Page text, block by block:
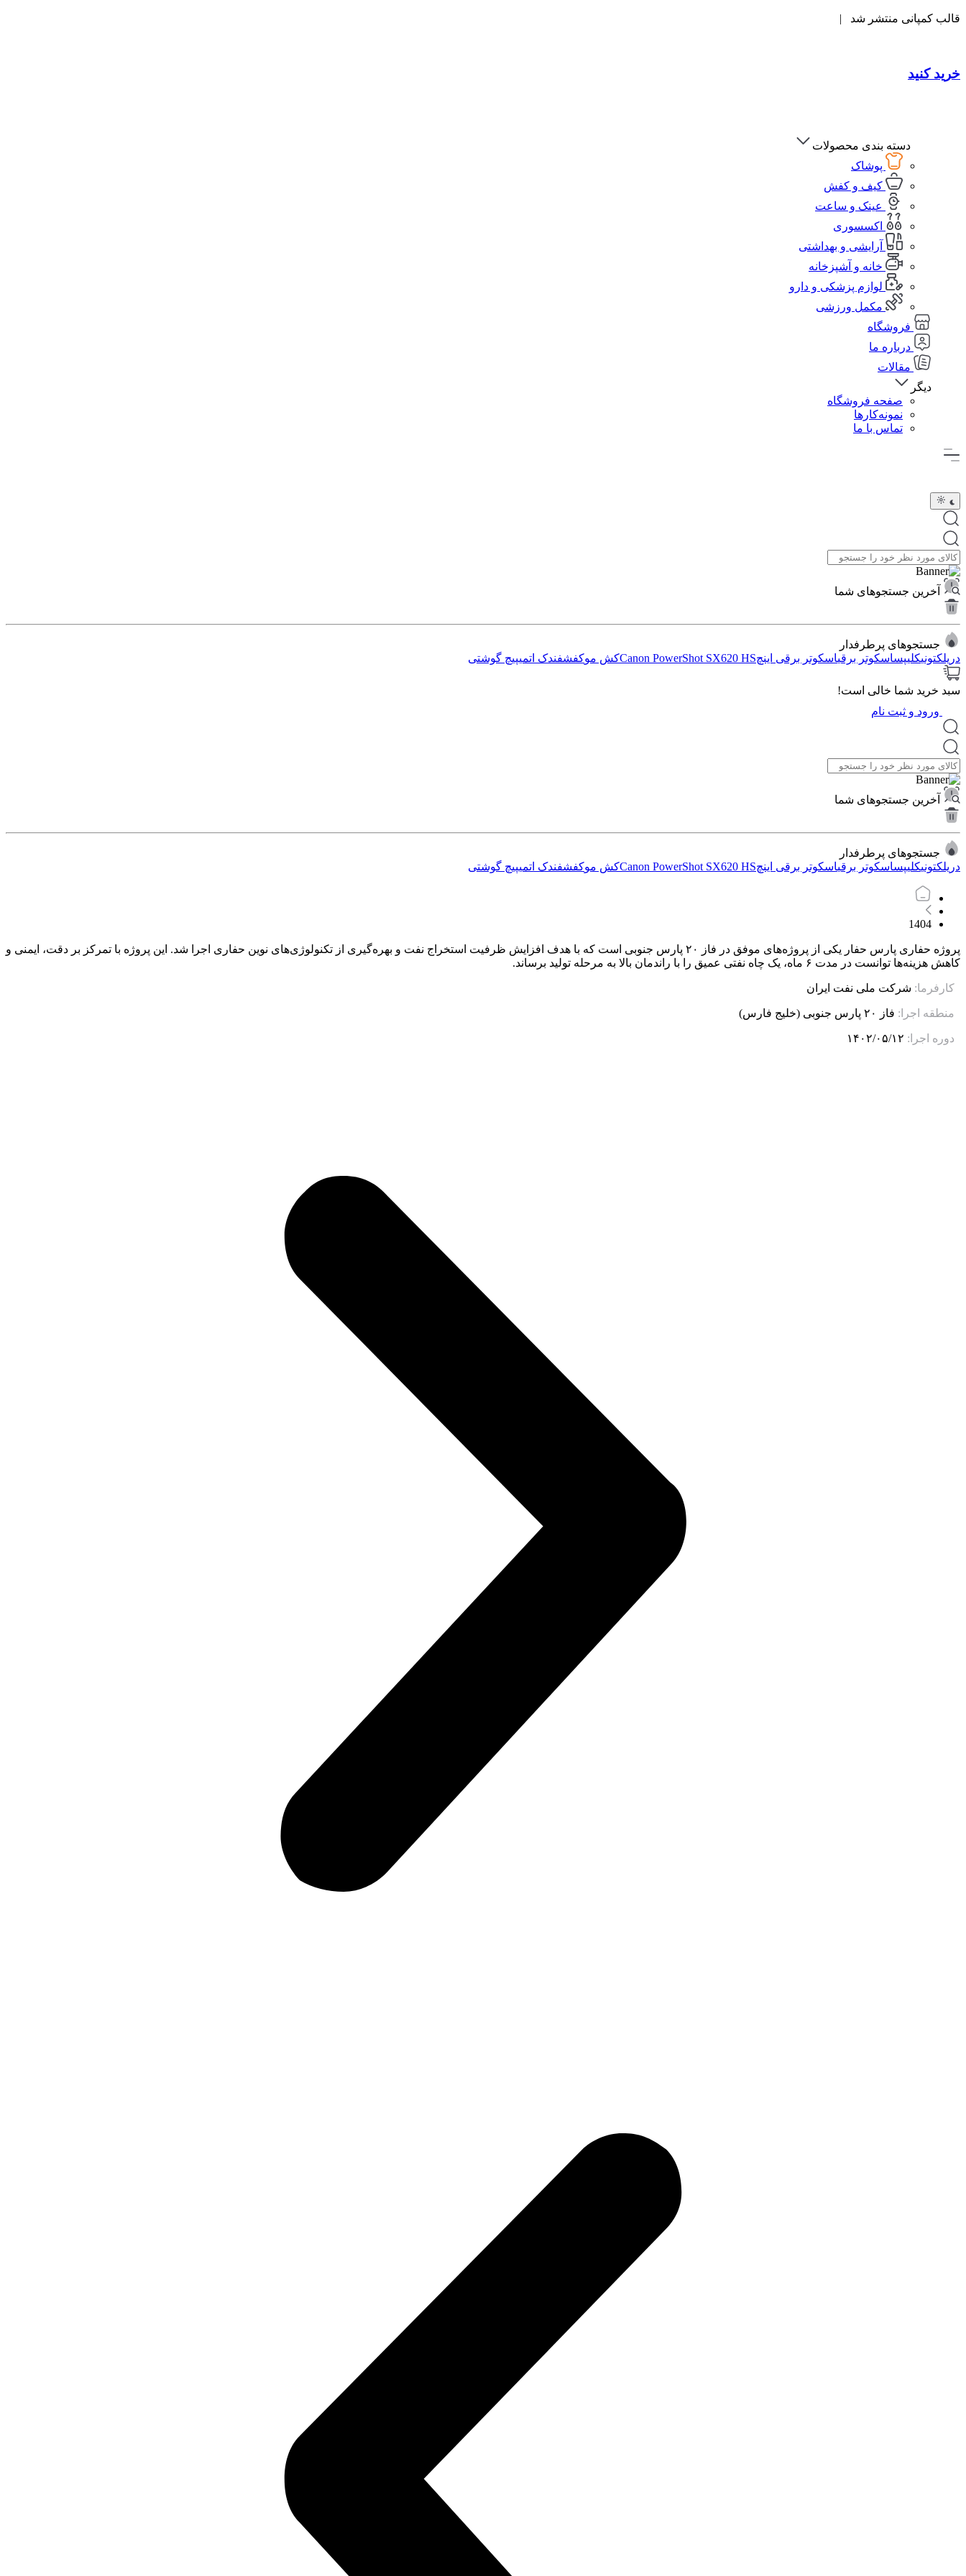
قالب کمپانی منتشر شد |
خرید کنید
دسته بندی محصولات
پوشاک
کیف و کفش
عینک و ساعت
اکسسوری
آرایشی و بهداشتی
خانه و آشپزخانه
لوازم پزشکی و دارو
مکمل ورزشی
فروشگاه
درباره ما
مقالات
دیگر
صفحه فروشگاه
نمونه‌کارها
تماس با ما
آخرین جستجوهای شما
جستجوهای پرطرفدار
دریلکتونیکلیپساسکوتر برقیاسکوتر برقی اینچCanon PowerShot SX620 HSکش موکفشفندک اتمیپیچ گوشتی
سبد خرید شما خالی است!
ورود و ثبت نام
آخرین جستجوهای شما
جستجوهای پرطرفدار
دریلکتونیکلیپساسکوتر برقیاسکوتر برقی اینچCanon PowerShot SX620 HSکش موکفشفندک اتمیپیچ گوشتی
1404
پروژه حفاری پارس حفار یکی از پروژه‌های موفق در فاز ۲۰ پارس جنوبی است که با هدف افزایش ظرفیت استخراج نفت و بهره‌گیری از تکنولوژی‌های نوین حفاری اجرا شد. این پروژه با تمرکز بر دقت، ایمنی و
کاهش هزینه‌ها توانست در مدت ۶ ماه، یک چاه نفتی عمیق را با راندمان بالا به مرحله تولید برساند.
کارفرما: شرکت ملی نفت ایران
منطقه اجرا: فاز ۲۰ پارس جنوبی (خلیج فارس)
دوره اجرا: